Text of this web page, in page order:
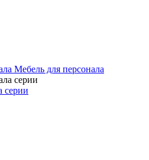
Мебель для персонала
серии